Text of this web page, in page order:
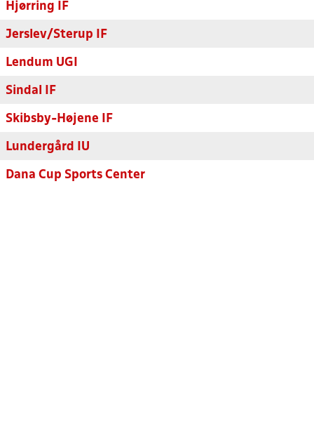
Hjørring IF
Jerslev/Sterup IF
Lendum UGI
Sindal IF
Skibsby-Højene IF
Lundergård IU
Dana Cup Sports Center